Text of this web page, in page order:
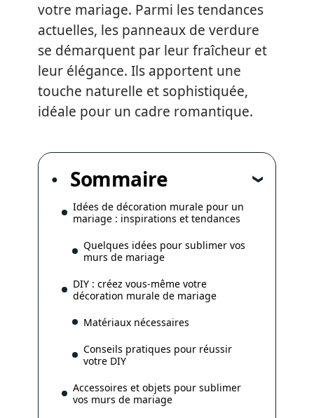
votre mariage. Parmi les tendances
actuelles, les panneaux de verdure
se démarquent par leur fraîcheur et
leur élégance. Ils apportent une
touche naturelle et sophistiquée,
idéale pour un cadre romantique.
Sommaire
Idées de décoration murale pour un
mariage : inspirations et tendances
Quelques idées pour sublimer vos
murs de mariage
DIY : créez vous-même votre
décoration murale de mariage
Matériaux nécessaires
Conseils pratiques pour réussir
votre DIY
Accessoires et objets pour sublimer
vos murs de mariage